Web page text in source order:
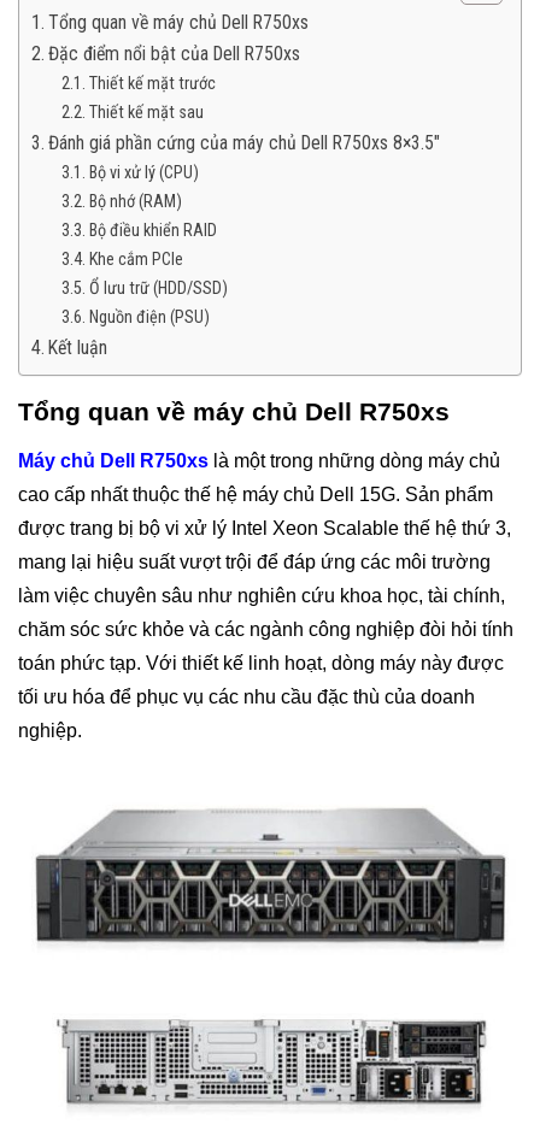
Tổng quan về máy chủ Dell R750xs
Đặc điểm nổi bật của Dell R750xs
Thiết kế mặt trước
Thiết kế mặt sau
Đánh giá phần cứng của máy chủ Dell R750xs 8×3.5″
Bộ vi xử lý (CPU)
Bộ nhớ (RAM)
Bộ điều khiển RAID
Khe cắm PCIe
Ổ lưu trữ (HDD/SSD)
Nguồn điện (PSU)
Kết luận
Tổng quan về máy chủ Dell R750xs
Máy chủ Dell R750xs là một trong những dòng máy chủ
cao cấp nhất thuộc thế hệ máy chủ Dell 15G. Sản phẩm
được trang bị bộ vi xử lý Intel Xeon Scalable thế hệ thứ 3,
mang lại hiệu suất vượt trội để đáp ứng các môi trường
làm việc chuyên sâu như nghiên cứu khoa học, tài chính,
chăm sóc sức khỏe và các ngành công nghiệp đòi hỏi tính
toán phức tạp. Với thiết kế linh hoạt, dòng máy này được
tối ưu hóa để phục vụ các nhu cầu đặc thù của doanh
nghiệp.